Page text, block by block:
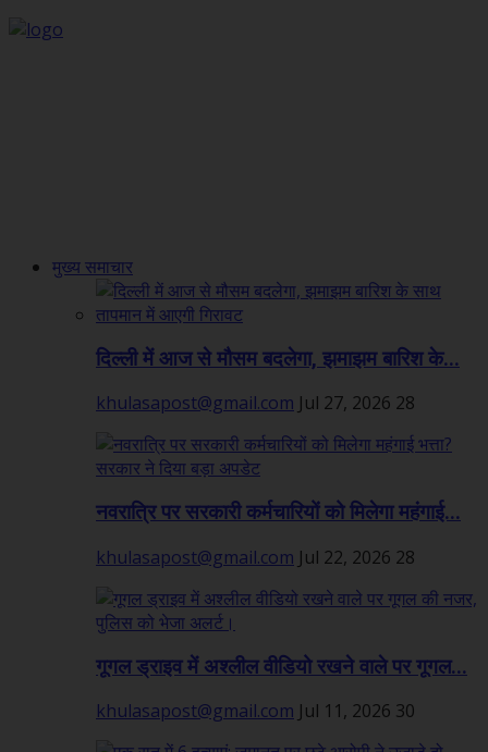
मुख्य समाचार
दिल्ली में आज से मौसम बदलेगा, झमाझम बारिश के...
khulasapost@gmail.com Jul 27, 2026 28
नवरात्रि पर सरकारी कर्मचारियों को मिलेगा महंगाई...
khulasapost@gmail.com Jul 22, 2026 28
गूगल ड्राइव में अश्लील वीडियो रखने वाले पर गूगल...
khulasapost@gmail.com Jul 11, 2026 30